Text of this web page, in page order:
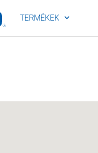
TERMÉKEK